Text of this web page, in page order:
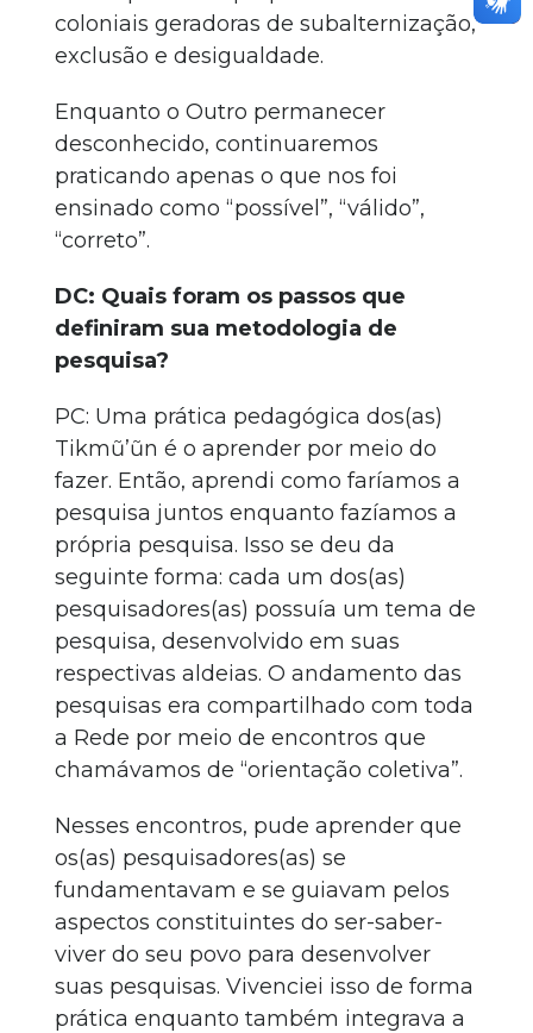
coloniais geradoras de subalternização,
exclusão e desigualdade.
Enquanto o Outro permanecer
desconhecido, continuaremos
praticando apenas o que nos foi
ensinado como “possível”, “válido”,
“correto”.
DC: Quais foram os passos que
definiram sua metodologia de
pesquisa?
PC: Uma prática pedagógica dos(as)
Tikmũ’ũn é o aprender por meio do
fazer. Então, aprendi como faríamos a
pesquisa juntos enquanto fazíamos a
própria pesquisa. Isso se deu da
seguinte forma: cada um dos(as)
pesquisadores(as) possuía um tema de
pesquisa, desenvolvido em suas
respectivas aldeias. O andamento das
pesquisas era compartilhado com toda
a Rede por meio de encontros que
chamávamos de “orientação coletiva”.
Nesses encontros, pude aprender que
os(as) pesquisadores(as) se
fundamentavam e se guiavam pelos
aspectos constituintes do ser-saber-
viver do seu povo para desenvolver
suas pesquisas. Vivenciei isso de forma
prática enquanto também integrava a